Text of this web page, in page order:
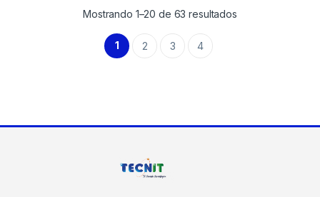
Mostrando 1–20 de 63 resultados
1 2 3 4